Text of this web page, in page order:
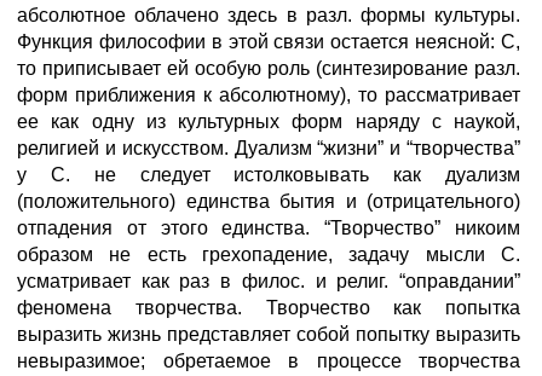
абсолютное облачено здесь в разл. формы культуры.
Функция философии в этой связи остается неясной: С,
то приписывает ей особую роль (синтезирование разл.
форм приближения к абсолютному), то рассматривает
ее как одну из культурных форм наряду с наукой,
религией и искусством. Дуализм “жизни” и “творчества”
у С. не следует истолковывать как дуализм
(положительного) единства бытия и (отрицательного)
отпадения от этого единства. “Творчество” никоим
образом не есть грехопадение, задачу мысли С.
усматривает как раз в филос. и религ. “оправдании”
феномена творчества. Творчество как попытка
выразить жизнь представляет собой попытку выразить
невыразимое; обретаемое в процессе творчества